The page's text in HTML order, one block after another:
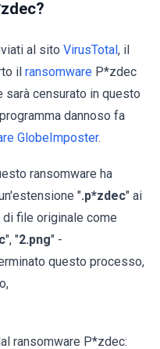
al sito VirusTotal, il
il ransomware P*zdec
censurato in questo
dannoso fa
GlobeImposter.
ransomware ha
".p*zdec" ai
di file originale come
", "2.png" -
questo processo,
ransomware P*zdec: